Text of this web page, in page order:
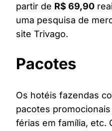
partir de R$ 69,90
uma pesquisa de
site Trivago.
Pacotes
Os hotéis fazendas
pacotes
férias em família, etc.